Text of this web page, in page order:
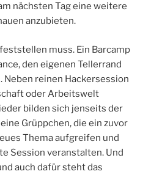
nächsten Tag eine weitere
anzubieten.
muss. Ein Barcamp
den eigenen Tellerrand
Neben reinen Hackersession
oder Arbeitswelt
bilden sich jenseits der
Grüppchen, die ein zuvor
Thema aufgreifen und
Session veranstalten. Und
auch dafür steht das